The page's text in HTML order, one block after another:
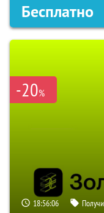
Бесплатно
-20%
18:56:05